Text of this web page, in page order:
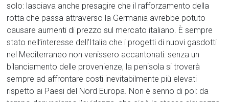
solo: lasciava anche presagire che il rafforzamento della
rotta che passa attraverso la Germania avrebbe potuto
causare aumenti di prezzo sul mercato italiano. È sempre
stato nell’interesse dell’Italia che i progetti di nuovi gasdotti
nel Mediterraneo non venissero accantonati: senza un
bilanciamento delle provenienze, la penisola si troverà
sempre ad affrontare costi inevitabilmente più elevati
rispetto ai Paesi del Nord Europa. Non è senno di poi: da